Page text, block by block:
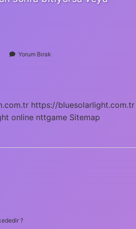
Yorum Bırak
https://bluesolarlight.com.tr
online nttgame Sitemap
?